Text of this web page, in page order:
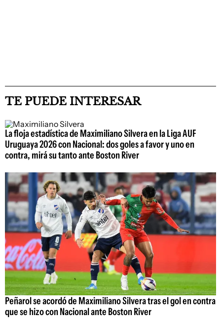
TE PUEDE INTERESAR
La floja estadística de Maximiliano Silvera en la Liga AUF
Uruguaya 2026 con Nacional: dos goles a favor y uno en
contra, mirá su tanto ante Boston River
Peñarol se acordó de Maximiliano Silvera tras el gol en contra
que se hizo con Nacional ante Boston River